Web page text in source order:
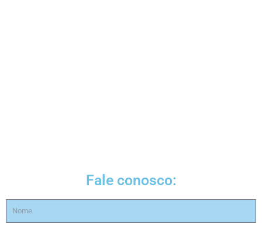
Fale conosco: